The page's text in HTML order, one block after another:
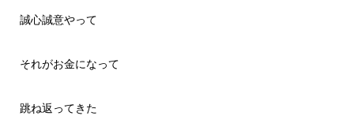
誠心誠意やって
それがお金になって
跳ね返ってきた